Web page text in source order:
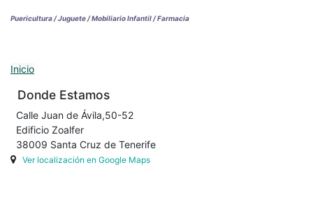
Puericultura / Juguete / Mobiliario Infantil / Farmacia
Inicio
Donde Estamos
Calle Juan de Ávila,50-52
Edificio Zoalfer
38009 Santa Cruz de Tenerife
Ver localización en Google Maps